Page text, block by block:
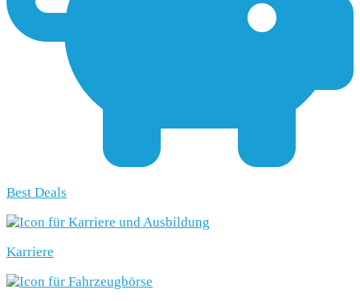
Best Deals
Karriere